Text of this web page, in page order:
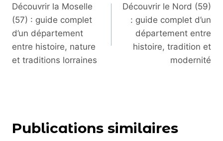
Découvrir la Moselle
(57) : guide complet
d’un département
entre histoire, nature
et traditions lorraines
Découvrir le Nord (59)
: guide complet d’un
département entre
histoire, tradition et
modernité
Publications similaires